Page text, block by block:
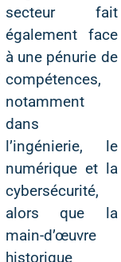
secteur fait
également face
à une pénurie de
compétences,
notamment
dans
l’ingénierie, le
numérique et la
cybersécurité,
alors que la
main-d’œuvre
historique